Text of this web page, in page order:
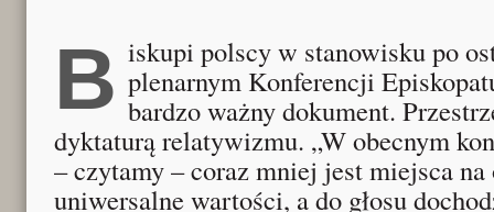
Biskupi polscy w stanowisku po ostatnim zebraniu plenarnym Konferencji
bardzo ważny dokument.
dyktaturą relatywizmu. „W obecnym
– czytamy – coraz mniej jest miejsca
uniwersalne wartości, a do głosu